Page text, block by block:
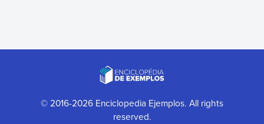
© 2016-2026 Enciclopedia Ejemplos. All rights
reserved.